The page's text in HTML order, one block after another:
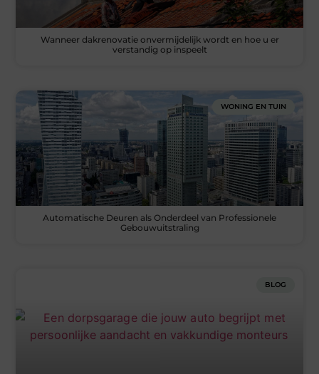
Wanneer dakrenovatie onvermijdelijk wordt en hoe u er
verstandig op inspeelt
WONING EN TUIN
Automatische Deuren als Onderdeel van Professionele
Gebouwuitstraling
BLOG